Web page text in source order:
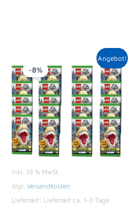
Angebot!
-8%
inkl. 19 % MwSt.
zzgl. Versandkosten
Lieferzeit: Lieferzeit ca. 1-3 Tage
Ursprünglicher
Preis
war:
30,00 €
Aktueller
Preis
ist:
27,59 €.